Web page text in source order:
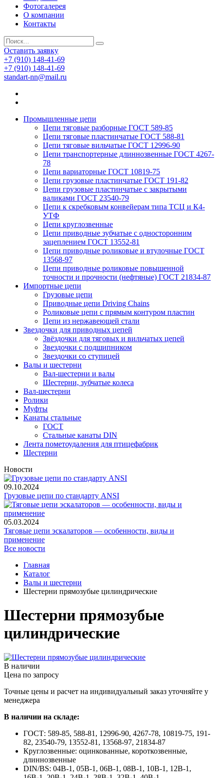
Фотогалерея
О компании
Контакты
Оставить заявку
+7 (910) 148-41-69
+7 (910) 148-41-69
standart-nn@mail.ru
Промышленные цепи
Цепи тяговые разборные ГОСТ 589-85
Цепи тяговые пластинчатые ГОСТ 588-81
Цепи тяговые вильчатые ГОСТ 12996-90
Цепи транспортерные длиннозвенные ГОСТ 4267-
78
Цепи вариаторные ГОСТ 10819-75
Цепи грузовые пластинчатые ГОСТ 191-82
Цепи грузовые пластинчатые с закрытыми
валиками ГОСТ 23540-79
Цепи к скребковым конвейерам типа ТСЦ и К4-
УТФ
Цепи круглозвенные
Цепи приводные зубчатые с односторонним
зацеплением ГОСТ 13552-81
Цепи приводные роликовые и втулочные ГОСТ
13568-97
Цепи приводные роликовые повышенной
точности и прочности (нефтяные) ГОСТ 21834-87
Импортные цепи
Грузовые цепи
Приводные цепи Driving Chains
Роликовые цепи с прямым контуром пластин
Цепи из нержавеющей стали
Звездочки для приводных цепей
Звёздочки для тяговых и вильчатых цепей
Звездочки с подшипником
Звездочки со ступицей
Валы и шестерни
Вал-шестерни и валы
Шестерни, зубчатые колеса
Вал-шестерни
Ролики
Муфты
Канаты стальные
ГОСТ
Стальные канаты DIN
Лента пометоудаления для птицефабрик
Шестерни
Новости
09.10.2024
Грузовые цепи по стандарту ANSI
05.03.2024
Тяговые цепи эскалаторов — особенности, виды и
применение
Все новости
Главная
Каталог
Валы и шестерни
Шестерни прямозубые цилиндрические
Шестерни прямозубые
цилиндрические
В наличии
Цена по запросу
Точные цены и расчет на индивидуальный заказ уточняйте у
менеджера
В наличии на складе:
ГОСТ: 589-85, 588-81, 12996-90, 4267-78, 10819-75, 191-
82, 23540-79, 13552-81, 13568-97, 21834-87
Круглозвенные: оцинкованные, короткозвенные,
длиннозвенные
DIN/BS: 04В-1, 05В-1, 06В-1, 08В-1, 10В-1, 12В-1,